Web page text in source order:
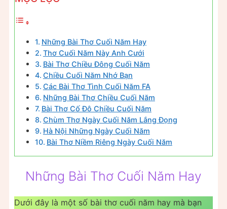
Những Bài Thơ Cuối Năm Hay
Thơ Cuối Năm Này Anh Cưới
Bài Thơ Chiều Đông Cuối Năm
Chiều Cuối Năm Nhớ Bạn
Các Bài Thơ Tình Cuối Năm FA
Những Bài Thơ Chiều Cuối Năm
Bài Thơ Cố Đô Chiều Cuối Năm
Chùm Thơ Ngày Cuối Năm Lắng Đọng
Hà Nội Những Ngày Cuối Năm
Bài Thơ Niềm Riêng Ngày Cuối Năm
Những Bài Thơ Cuối Năm Hay
Dưới đây là một số bài thơ cuối năm hay mà bạn